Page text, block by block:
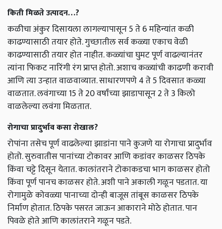
किती मिळते उत्पादन…?
कळीचा अंकुर दिसायला लागल्यापासून 5ते6महिन्यांत कळी
काढण्यासाठी तयार होते. गुच्छातील सर्व कळ्या एकाच वेळी
काढण्यासाठी तयार होत नाहीत. कळ्यांचा घुमट पूर्ण वाढल्यानंतर
त्यांना फिकट नारिंगी रंग प्राप्त होतो. अशाच कळ्यांची काढणी करावी
आणि त्या उन्हात वाळवाव्यात. साधारणपणे4ते5दिवसात कळ्या
वाळतात. लवंगाच्या15ते20वर्षांच्या झाडापासून2ते3किलो
वाळलेल्या लवंगा मिळतात.
रोगाचा प्रादुर्भाव कसा रोखाल?
रोपांना तसेच पूर्ण वाढलेल्या झाडांना पाने कुजणे या रोगाचा प्रादुर्भाव
होतो. सुरुवातीस पानांच्या टोकावर आणि कडांवर काळसर ठिपके
किंवा चट्टे दिसून येतात. कालांतराने टोकाकडचा भाग काळसर होतो
किंवा पूर्ण पानच काळसर होते. अशी पाने अकाली गळून पडतात. या
रोगामुळे कोवळ्या पानाच्या दोन्ही बाजूस तांबूस काळसर ठिपके
निर्माण होतात. ठिपके पसरत जाऊन आकाराने मोठे होतात. पान
पिवळे होते आणि कालांतराने गळून पडते.